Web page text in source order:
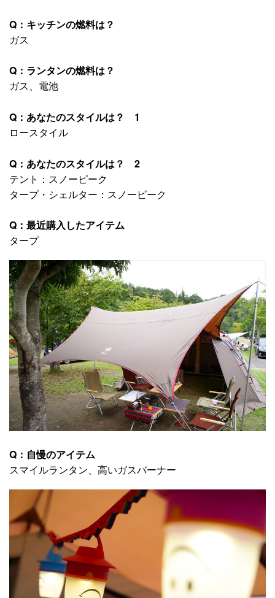
Q：キッチンの燃料は？
ガス
Q：ランタンの燃料は？
ガス、電池
Q：あなたのスタイルは？ 1
ロースタイル
Q：あなたのスタイルは？ 2
テント：スノーピーク
タープ・シェルター：スノーピーク
Q：最近購入したアイテム
タープ
Q：自慢のアイテム
スマイルランタン、高いガスバーナー